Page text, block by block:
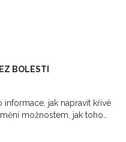
BOLESTI
jak napravit křivé
možnostem, jak toho